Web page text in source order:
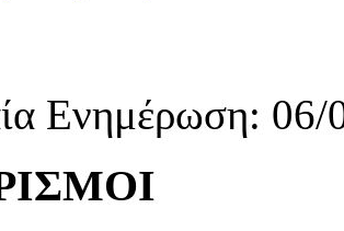
Ενημέρωση: